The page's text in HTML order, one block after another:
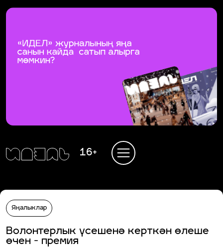
16+
Яңалыклар
Волонтерлык үсешенә керткән өлеше
өчен - премия